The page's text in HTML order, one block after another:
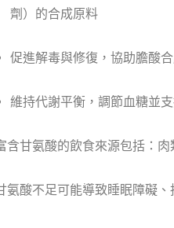
劑）的合成原料
促進解毒與修復，協助膽酸
維持代謝平衡，調節血糖並
含甘氨酸的飲食來源包括：
氨酸不足可能導致睡眠障礙